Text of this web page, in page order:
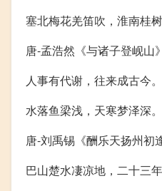
塞北梅花羌笛吹，淮南桂
唐-孟浩然《与诸子登岘山》
人事有代谢，往来成古今
水落鱼梁浅，天寒梦泽深
唐-刘禹锡《酬乐天扬州初
巴山楚水凄凉地，二十三